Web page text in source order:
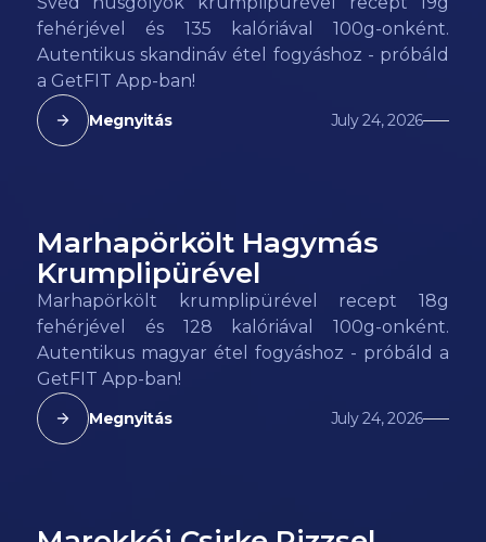
fehérjével és 135 kalóriával 100g-onként.
Autentikus skandináv étel fogyáshoz - próbáld
a GetFIT App-ban!
Megnyitás July 24, 2026
128kcal
Marhapörkölt Hagymás
Krumplipürével
Marhapörkölt krumplipürével recept 18g
fehérjével és 128 kalóriával 100g-onként.
Autentikus magyar étel fogyáshoz - próbáld a
GetFIT App-ban!
Megnyitás July 24, 2026